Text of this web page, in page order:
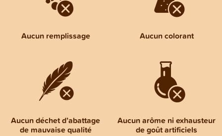
Aucun remplissage Aucun colorant
Aucun déchet d’abattage
de mauvaise qualité
Aucun arôme ni exhausteur
de goût artificiels